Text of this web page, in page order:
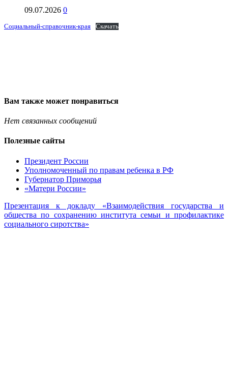
09.07.2026 0
Социальный-справочник-края Скачать
Вам также может понравиться
Нет связанных сообщений
Полезные сайты
Президент России
Уполномоченный по правам ребенка в РФ
Губернатор Приморья
«Матери России»
Презентация к докладу «Взаимодействия государства и
общества по сохранению института семьи и профилактике
социального сиротства»